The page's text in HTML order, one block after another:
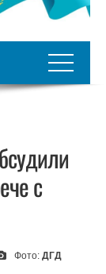
с
Фото: ДГД